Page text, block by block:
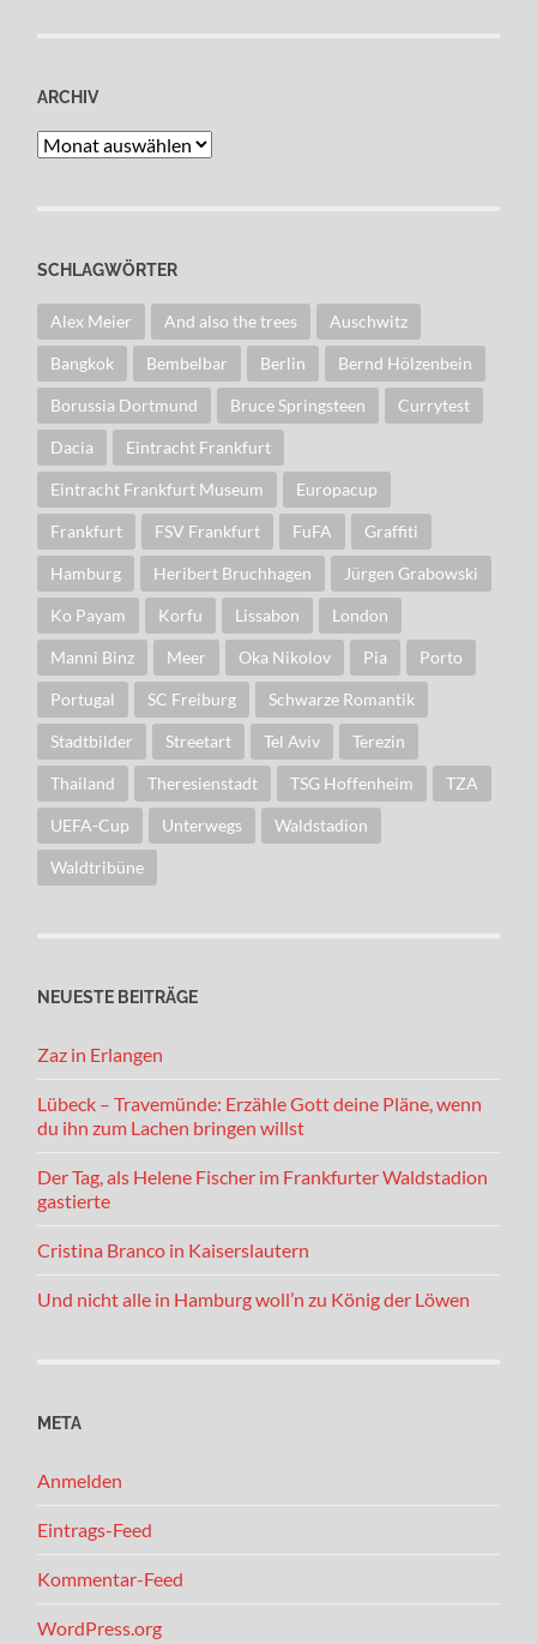
ARCHIV
Archiv
SCHLAGWÖRTER
Alex Meier And also the trees Auschwitz
Bangkok Bembelbar Berlin Bernd Hölzenbein
Borussia Dortmund Bruce Springsteen Currytest
Dacia Eintracht Frankfurt
Eintracht Frankfurt Museum Europacup
Frankfurt FSV Frankfurt FuFA Graffiti
Hamburg Heribert Bruchhagen Jürgen Grabowski
Ko Payam Korfu Lissabon London
Manni Binz Meer Oka Nikolov Pia Porto
Portugal SC Freiburg Schwarze Romantik
Stadtbilder Streetart Tel Aviv Terezin
Thailand Theresienstadt TSG Hoffenheim TZA
UEFA-Cup Unterwegs Waldstadion
Waldtribüne
NEUESTE BEITRÄGE
Zaz in Erlangen
Lübeck – Travemünde: Erzähle Gott deine Pläne, wenn
du ihn zum Lachen bringen willst
Der Tag, als Helene Fischer im Frankfurter Waldstadion
gastierte
Cristina Branco in Kaiserslautern
Und nicht alle in Hamburg woll’n zu König der Löwen
META
Anmelden
Eintrags-Feed
Kommentar-Feed
WordPress.org